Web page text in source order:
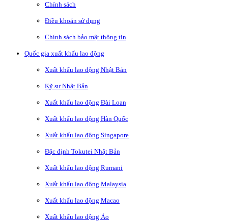
Chính sách
Điều khoản sử dụng
Chính sách bảo mật thông tin
Quốc gia xuất khẩu lao động
Xuất khẩu lao động Nhật Bản
Kỹ sư Nhật Bản
Xuất khẩu lao động Đài Loan
Xuất khẩu lao động Hàn Quốc
Xuất khẩu lao động Singapore
Đặc định Tokutei Nhật Bản
Xuất khẩu lao động Rumani
Xuất khẩu lao động Malaysia
Xuất khẩu lao động Macao
Xuất khẩu lao động Áo